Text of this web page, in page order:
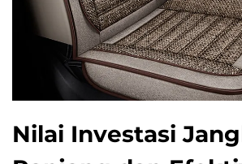
Nilai Investasi